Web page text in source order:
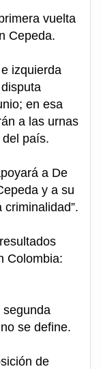
vuelta
Cepeda.
izquierda
en esa
a las urnas
país.
a De
y a su
Colombia:
segunda
se define.
de